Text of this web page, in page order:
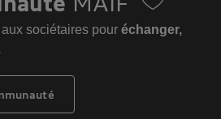
sociétaires pour échanger,